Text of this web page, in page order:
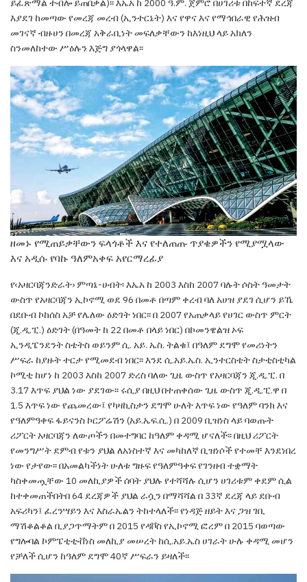
ይፈጽማል ተብሎ ይጠበቃል)፡፡ እኤአ ከ 2000 ዓ.ም. ጀምሮ በሀገሪቱ በከፍተኛ ደረጃ
እያደገ ከመጣውየመረጃ መረብ (ኢንተርኔት) እና የዋና እና የማኅበራዊ የሕዝብ
መገናኛ ብዙሀን በመረጃ አቅራቢነት መፍለቃቸውን ከእነዚህላይ አክለን
ስንመለከተው ሥዕሉን እጅግ ያጎላዋል፡፡
ዘመኑ የሚጠይቃቸውን ፍላጎቶች እና የተለጠጡ ጥያቄዎችን የሚያሟላው
እና አዲሱ የባኩ ዓለምአቀፍ አየርማረፊያ
የ‹አዛርባጃንድራት› ምጣኔ-ሀብት፡እኤአ ከ 2003 እስከ 2007 ባሉት ሶስት ዓመታት
ውስጥ የአዛርባጃን ኢኮኖሚ ወደ 96 በመቶ በጣም ቀረብ ባለ አሀዝ ያደገ ሲሆን ይኼ
በደቡብ ኮከሰስ አቻ የሌለው ዕድገት ነበር፡፡በ 2007 የአጠቃላይየሀገር ውስጥ ምርት
(ጂ.ዲ.ፒ.) ዕድገት(በዓመት ከ 22በመቶ በላይ ነበር) በኮመንዌልዝ ኦፍ
ኢንዲፔንደንት ስቴትስ ወይንም ሲ. አይ. ኤስ. ትልቁ፤ በዓለም ደግሞ የመሪነትን
ሥፍራ ከያዙት ተርታ የሚመደብ ነበር፡፡ እንደ ሲ.አይ.ኤስ. ኢንተርስቴት ስታቲስቲካል
ኮሚቲ ከሆነ ከ 2003 እስከ 2007 ድረስ ባለው ጊዜ ውስጥ የአዛርባጃን ጂ.ዲ.ፒ. በ
3.17እጥፍ ያህል ነው ያደገው፡፡ ሩሲያ በዚህ በተጠቀሰው ጊዜ ውስጥ ጂ.ዲ.ፒ.ዋ በ
1.5 እጥፍ ነው የጨመረው፤ የካዛኪስታንደግሞ ሁለት እጥፍ ነው የዓለም ባንክ እና
የዓለምዓቀፍ ፋይናንስ ኮርፖሬሽን (አይ.ኤፍ.ሲ.) በ 2009 ቢዝነስ ላይባወጡት
ሪፖርት አዛርባጃን ለውጦችን በመተግባር ከዓለም ቀዳሚ ሆናለች፡፡ በዚህ ሪፖርት
የመንግሥት ደምብ የቱን ያህል ለአነስተኛ እና መካከለኛ ቢዝነሶች የተመቸ እንደነበረ
ነው የታየው፡፡ በአመልካችነት ሁለቱ ግዙፍ የዓለምዓቀፍየገንዘብ ተቋማት
ካስቀመጧቸው 10 መለኪያዎች ሰባት ያህሉ የተሻሻሉ ሲሆን ሀገሪቱም ቀደም ሲል
ከተቀመጠችበትበ 64ደረጃዎች ያህል ራሷን በማሻሻል በ 33ኛ ደረጃ ላይ ደቡብ
አፍሪካን፤ ፈረንሣይን እና እስራኤልን ትከተላለች፡፡ የነዳጅዘይት እና ጋዝ ገቢ
ማሽቆልቆል ቢያጋጥማትም በ 2015 የዳቮስየኢኮኖሚ ፎረም በ 2015 ባወጣው
የግሎባል ኮምፔቲቲቭነስመለኪያ መሠረት ከሲ.አይ.ኤስ ሀገራት ሁሉ ቀዳሚ መሆን
የቻለች ሲሆን ከዓለም ደግሞ 40ኛ ሥፍራን ይዛለች፡፡